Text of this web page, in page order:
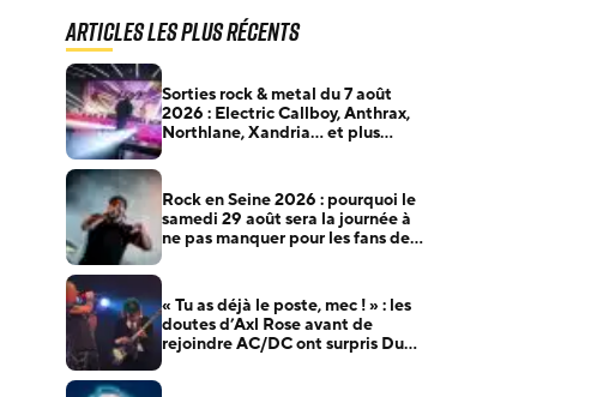
Articles les plus récents
Sorties rock & metal du 7 août
2026 : Electric Callboy, Anthrax,
Northlane, Xandria… et plus
Rock en Seine 2026 : pourquoi le
samedi 29 août sera la journée à
ne pas manquer pour les fans de
« Tu as déjà le poste, mec ! » : les
doutes d’Axl Rose avant de
rejoindre AC/DC ont surpris Duff